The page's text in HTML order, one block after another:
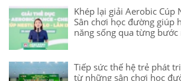
Khép lại giải Aerobic Cúp
Sân chơi học đường giúp
năng sống qua từng bước
Tiếp sức thế hệ trẻ phát
từ những sân chơi học